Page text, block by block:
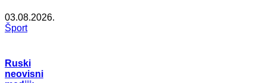
03.08.2026.
Šport
Ruski
neovisni